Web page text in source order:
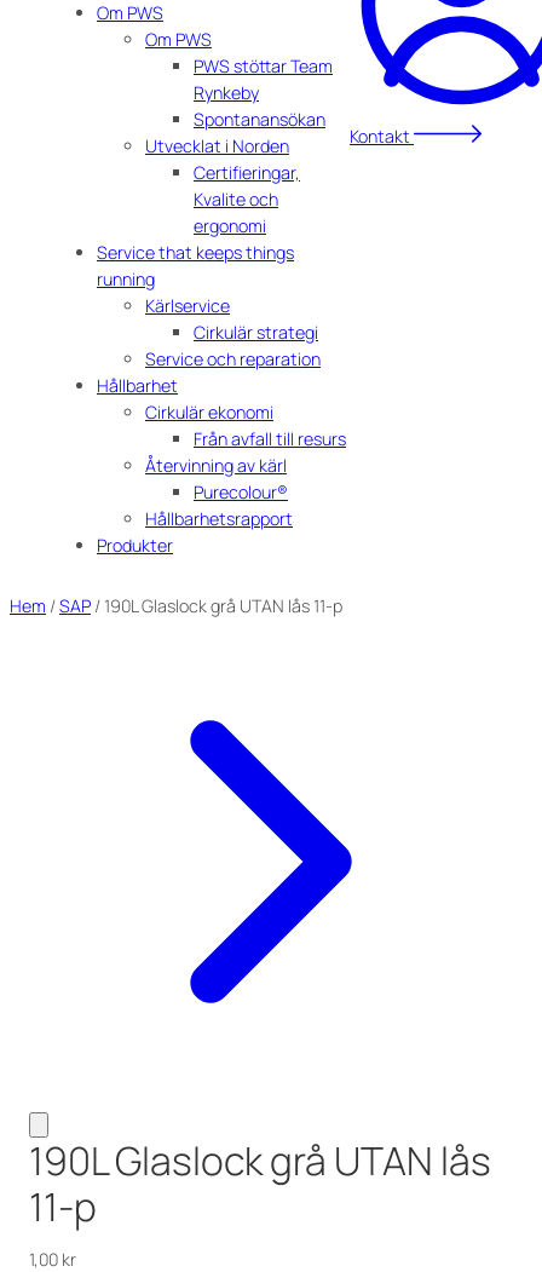
Om PWS
Om PWS
PWS stöttar Team
Rynkeby
Spontanansökan
Utvecklat i Norden
Certifieringar,
Kvalite och
ergonomi
Service that keeps things
running
Kärlservice
Cirkulär strategi
Service och reparation
Hållbarhet
Cirkulär ekonomi
Från avfall till resurs
Återvinning av kärl
Purecolour®
Hållbarhetsrapport
Produkter
Kontakt
Hem /SAP / 190L Glaslock grå UTAN lås 11-p
190L Glaslock grå UTAN lås
11-p
1,00 kr